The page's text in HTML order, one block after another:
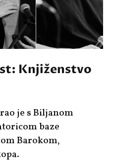
Knjiženstvo
je s Biljanom
baze
Barokom,